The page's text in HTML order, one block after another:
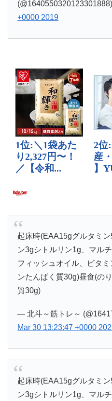
+0000 2019
起床時(EAA15gグルタミ
ン3gシトルリン1g、マル
フィッシュオイル、ビタ
ンたんぱく質30g)昼食(の
質30g)
— 北斗～筋トレ～
Mar 30 13:23:47 +0000
起床時(EAA15gグルタミ
ン3gシトルリン1g、マル